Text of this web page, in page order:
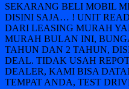
SEKARANG BELI MOBIL
DISINI SAJA… ! UNIT
DARI LEASING MURAH
MURAH BULAN INI,
TAHUN DAN 2 TAHUN,
DEAL. TIDAK USAH
DEALER, KAMI BISA
TEMPAT ANDA, TEST